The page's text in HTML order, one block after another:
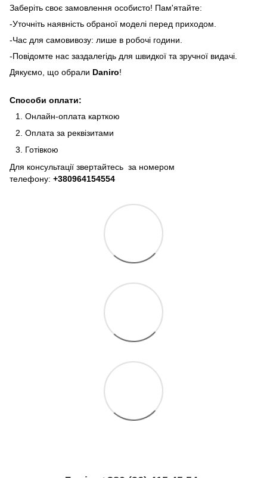
Заберіть своє замовлення особисто! Пам'ятайте:
-Уточніть наявність обраної моделі перед приходом.
-Час для самовивозу: лише в робочі години.
-Повідомте нас заздалегідь для швидкої та зручної видачі.
Дякуємо, що обрали Daniro!
Способи оплати:
Онлайн-оплата карткою
Оплата за реквізитами
Готівкою
Для консультації звертайтесь за номером
телефону: +380964154554